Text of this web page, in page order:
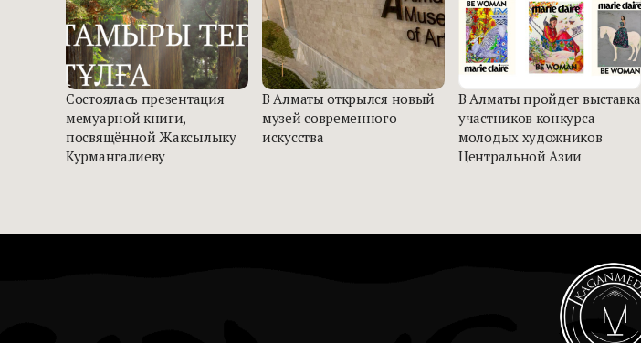
Состоялась презентация
мемуарной книги,
посвящённой Жаксылыку
Курмангалиеву
В Алматы открылся новый
музей современного
искусства
В Алматы пройдет выставка
участников конкурса
молодых художников
Центральной Азии